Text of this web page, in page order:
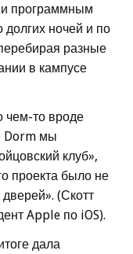
программным
ночей и по
разные
в кампусе
чем-то вроде
Dorm мы
клуб»,
проекта было не
(Скотт
Apple по iOS).
дала